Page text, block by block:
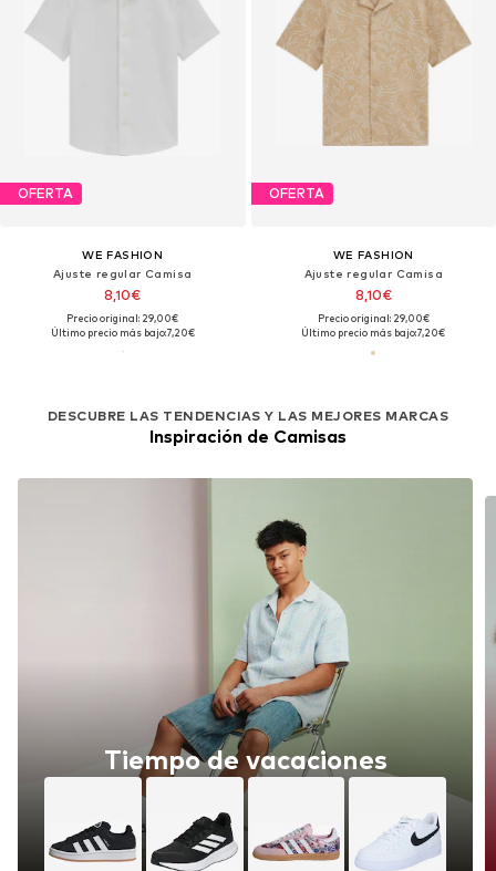
OFERTA
WE FASHION
Ajuste regular Camisa
8,10€
Precio original: 29,00€
Último precio más bajo:7,20€
OFERTA
WE FASHION
Ajuste regular Camisa
8,10€
Precio original: 29,00€
Último precio más bajo:7,20€
DESCUBRE LAS TENDENCIAS Y LAS MEJORES MARCAS
Inspiración de Camisas
Tiempo de vacaciones